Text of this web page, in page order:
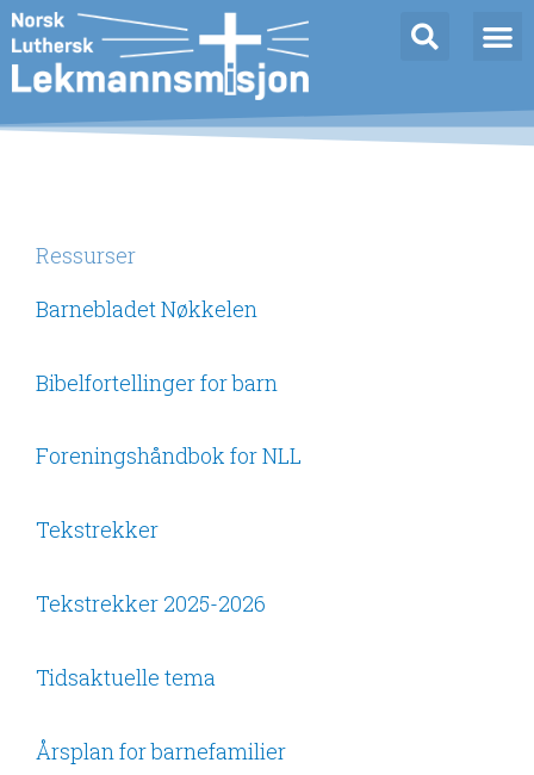
Hopp
rett
til
innholdet
Ressurser
Barnebladet Nøkkelen
Bibelfortellinger for barn
Foreningshåndbok for NLL
Tekstrekker
Tekstrekker 2025-2026
Tidsaktuelle tema
Årsplan for barnefamilier